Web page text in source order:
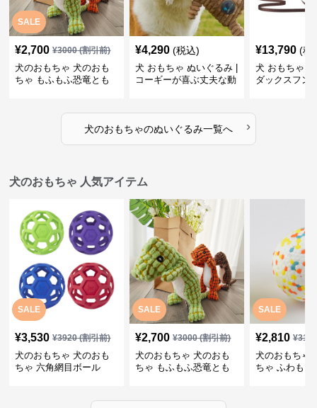
SALE
¥2,700 ¥3000(割引前)
犬のおもちゃ 犬のおも
ちゃ もふもふ恐竜とも
¥4,290 (税込)
犬 おもちゃ ぬいぐるみ |
コーギーが喜ぶ丈夫な動
¥13,790 (税
犬 おもちゃ
ダックスフン
犬のおもちゃのぬいぐるみ一覧へ ›
犬のおもちゃ 人気アイテム
SALE
¥3,530 ¥3920(割引前)
犬のおもちゃ 犬のおも
ちゃ 六角網目ボール
SALE
¥2,700 ¥3000(割引前)
犬のおもちゃ 犬のおも
ちゃ もふもふ恐竜とも
SALE
¥2,810 ¥
犬のおもちゃ
ちゃ ふわもこ